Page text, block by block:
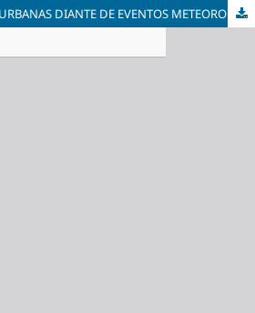
VULNERABILIDADES URBANAS DIANTE DE EVENTOS METEOROLÓGICOS EXTREMOS EM CIDADES DA BACIA DO ALTO PARAGUAI-BAP